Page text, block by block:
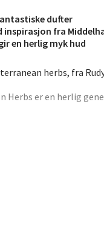
dufter
inspirasjon fra
en herlig myk hud
herbs, fra
Herbs er en herlig
Er med på å holde
Erich
Åpent i